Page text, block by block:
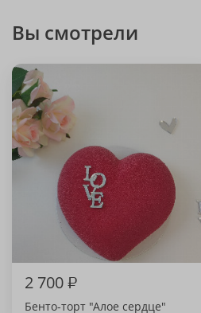
Вы смотрели
2 700₽
Бенто-торт "Алое сердце"